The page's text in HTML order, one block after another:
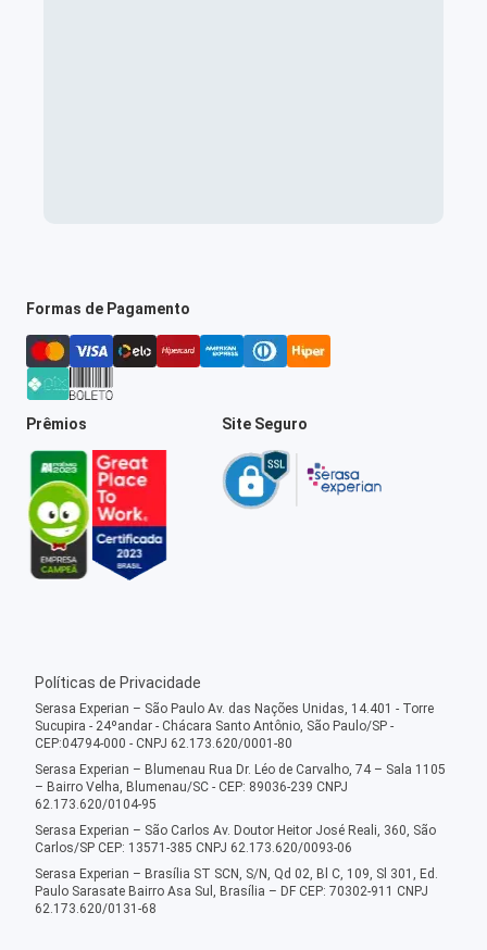
Formas de Pagamento
Prêmios Site Seguro
Políticas de Privacidade
Serasa Experian – São Paulo Av. das Nações Unidas, 14.401 - Torre
Sucupira - 24ºandar - Chácara Santo Antônio, São Paulo/SP -
CEP:04794-000 - CNPJ 62.173.620/0001-80
Serasa Experian – Blumenau Rua Dr. Léo de Carvalho, 74 – Sala 1105
– Bairro Velha, Blumenau/SC - CEP: 89036-239 CNPJ
62.173.620/0104-95
Serasa Experian – São Carlos Av. Doutor Heitor José Reali, 360, São
Carlos/SP CEP: 13571-385 CNPJ 62.173.620/0093-06
Serasa Experian – Brasília ST SCN, S/N, Qd 02, Bl C, 109, Sl 301, Ed.
Paulo Sarasate Bairro Asa Sul, Brasília – DF CEP: 70302-911 CNPJ
62.173.620/0131-68